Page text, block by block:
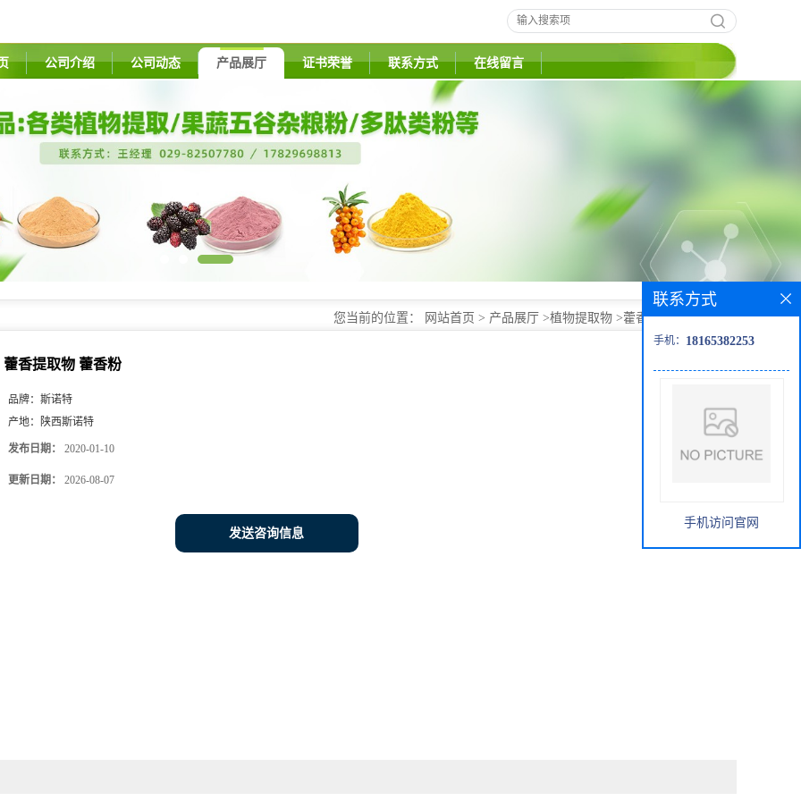
公司介绍 公司动态 产品展厅 证书荣誉 联系方式 在线留言
您当前的位置： 网站首页 > 产品展厅 >植物提取物 >藿香提取物 藿香粉
藿香提取物 藿香粉
品牌： 斯诺特
产地：
陕西斯诺特
发布日期： 2020-01-10
更新日期： 2026-08-07
发送咨询信息
联系方式
手机： 18165382253
手机访问官网